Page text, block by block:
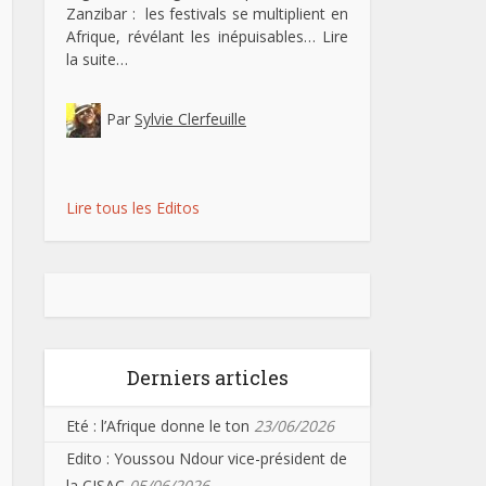
Zanzibar : les festivals se multiplient en
Afrique, révélant les inépuisables… Lire
la suite…
Par Sylvie Clerfeuille
Lire tous les Editos
Derniers articles
Eté : l’Afrique donne le ton 23/06/2026
Edito : Youssou Ndour vice-président de